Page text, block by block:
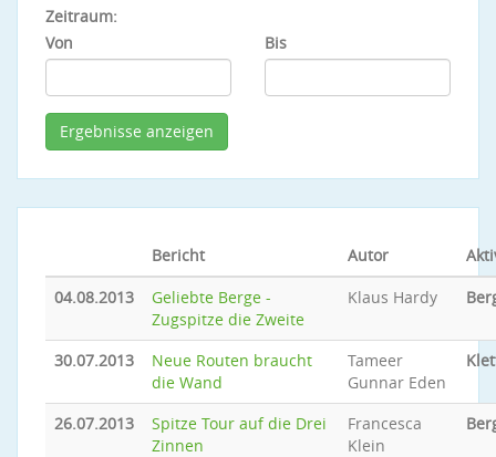
Zeitraum:
Von
Bis
Bericht Autor
04.08.2013
Geliebte Berge -
Zugspitze die Zweite
Klaus Hardy
30.07.2013
Neue Routen braucht
die Wand
Tameer
Gunnar Eden
26.07.2013
Spitze Tour auf die Drei
Zinnen
Francesca
Klein